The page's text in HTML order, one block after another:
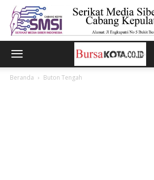
Beranda Buton Tengah